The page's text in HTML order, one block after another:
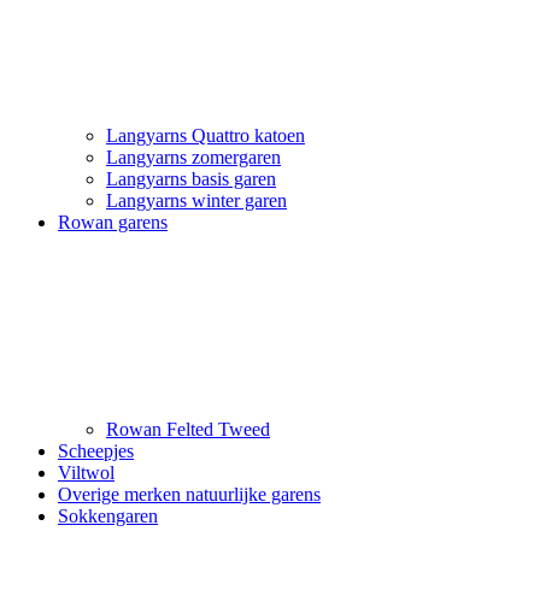
Langyarns Quattro katoen
Langyarns zomergaren
Langyarns basis garen
Langyarns winter garen
Rowan garens
Rowan Felted Tweed
Scheepjes
Viltwol
Overige merken natuurlijke garens
Sokkengaren